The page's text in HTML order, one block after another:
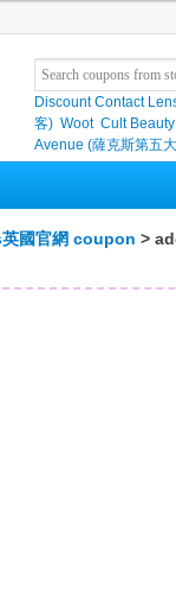
Discount Contact
客) Woot Cult Beauty
Avenue (薩克斯第五
國官網 coupon >